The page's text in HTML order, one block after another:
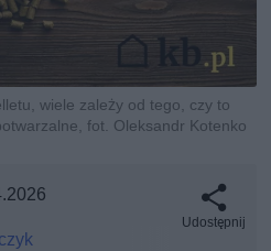
wiele zależy od tego, czy to
fot. Oleksandr Kotenko
Udostępnij